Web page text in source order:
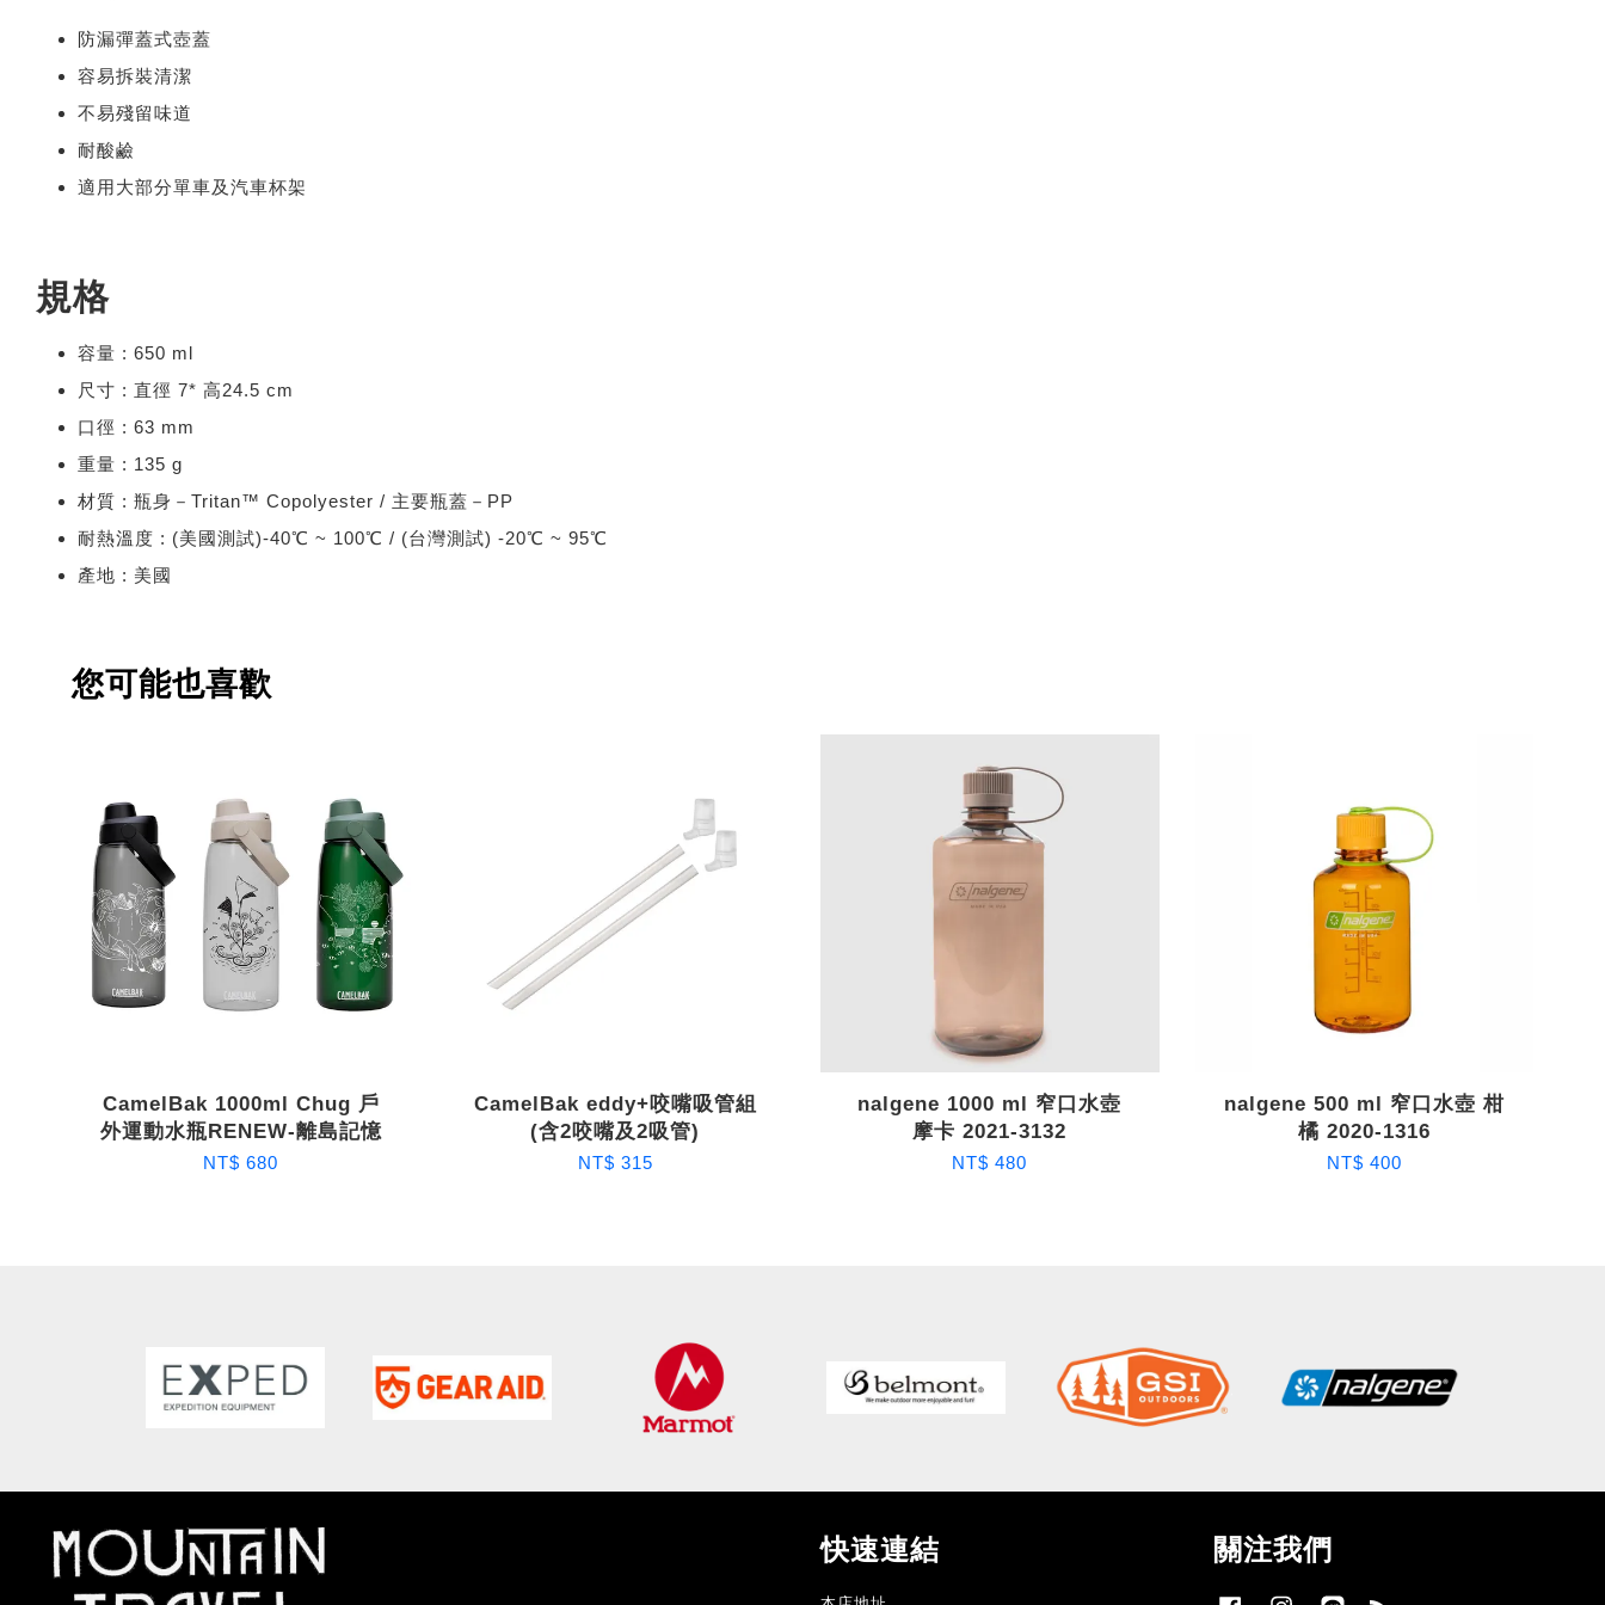
防漏彈蓋式壺蓋
容易拆裝清潔
不易殘留味道
耐酸鹼
適用大部分單車及汽車杯架
規格
容量 : 650 ml
尺寸 : 直徑 7* 高24.5 cm
口徑 : 63 mm
重量 : 135 g
材質 : 瓶身－Tritan™ Copolyester / 主要瓶蓋－PP
耐熱溫度 : (美國測試)-40℃ ~ 100℃ / (台灣測試) -20℃ ~ 95℃
產地 : 美國
您可能也喜歡
CamelBak 1000ml Chug 戶
外運動水瓶RENEW-離島記憶
NT$ 680
CamelBak eddy+咬嘴吸管組
(含2咬嘴及2吸管)
NT$ 315
nalgene 1000 ml 窄口水壺
摩卡 2021-3132
NT$ 480
nalgene 500 ml 窄口水壺 柑
橘 2020-1316
NT$ 400
快速連結 關注我們